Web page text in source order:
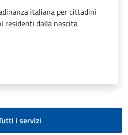
italiana per cittadini
residenti dalla nascita
i servizi